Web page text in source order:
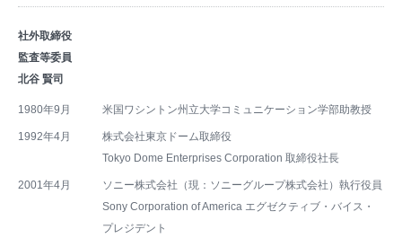
社外取締役
監査等委員
北谷 賢司
1980年9月 米国ワシントン州立大学コミュニケーション学部助教授
1992年4月
株式会社東京ドーム取締役
Tokyo Dome Enterprises Corporation 取締役社長
2001年4月
ソニー株式会社（現：ソニーグループ株式会社）執行役員
Sony Corporation of America エグゼクティブ・バイス・
プレジデント